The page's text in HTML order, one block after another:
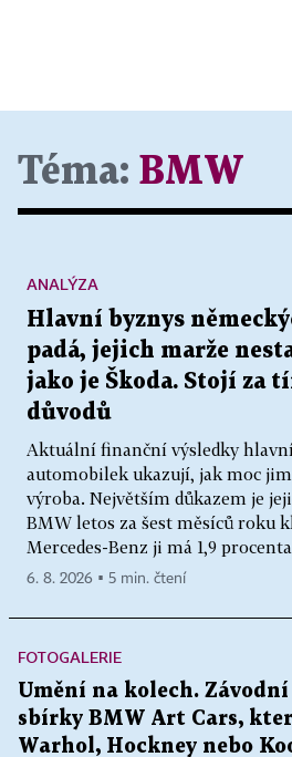
Téma: BMW
Hlavní byznys
padá, jejich marže
jako je Škoda. Stojí za
důvodů
Aktuální finanční výsledky
automobilek ukazují, jak moc
výroba. Největším důkazem je
BMW letos za šest měsíců roku
Mercedes-Benz ji má 1,9
ANALÝZA
6. 8. 2026 ▪ 5 min. čtení
FOTOGALERIE
Umění na kolech.
sbírky BMW Art Cars,
Warhol, Hockney nebo